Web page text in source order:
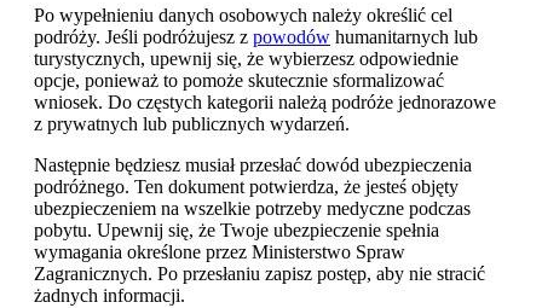
Po wypełnieniu danych osobowych należy określić cel
podróży. Jeśli podróżujesz z powodów humanitarnych lub
turystycznych, upewnij się, że wybierzesz odpowiednie
opcje, ponieważ to pomoże skutecznie sformalizować
wniosek. Do częstych kategorii należą podróże jednorazowe
z prywatnych lub publicznych wydarzeń.
Następnie będziesz musiał przesłać dowód ubezpieczenia
podróżnego. Ten dokument potwierdza, że jesteś objęty
ubezpieczeniem na wszelkie potrzeby medyczne podczas
pobytu. Upewnij się, że Twoje ubezpieczenie spełnia
wymagania określone przez Ministerstwo Spraw
Zagranicznych. Po przesłaniu zapisz postęp, aby nie stracić
żadnych informacji.